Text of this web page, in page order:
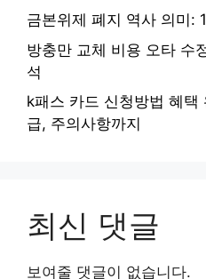
금본위제 폐지 역사 의미:
방충만 교체 비용 오타 수
석
k패스 카드 신청방법 혜택
급, 주의사항까지
최신 댓글
보여줄 댓글이 없습니다.